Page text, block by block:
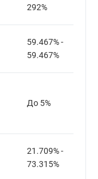
292%
59.467% -
59.467%
До 5%
21.709% -
73.315%